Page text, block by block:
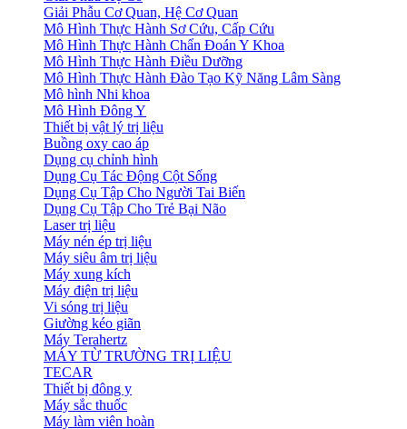
Giải Phẫu Cơ Quan, Hệ Cơ Quan
Mô Hình Thực Hành Sơ Cứu, Cấp Cứu
Mô Hình Thực Hành Chẩn Đoán Y Khoa
Mô Hình Thực Hành Điều Dưỡng
Mô Hình Thực Hành Đào Tạo Kỹ Năng Lâm Sàng
Mô hình Nhi khoa
Mô Hình Đông Y
Thiết bị vật lý trị liệu
Buồng oxy cao áp
Dụng cụ chỉnh hình
Dụng Cụ Tác Động Cột Sống
Dụng Cụ Tập Cho Người Tai Biến
Dụng Cụ Tập Cho Trẻ Bại Não
Laser trị liệu
Máy nén ép trị liệu
Máy siêu âm trị liệu
Máy xung kích
Máy điện trị liệu
Vi sóng trị liệu
Giường kéo giãn
Máy Terahertz
MÁY TỪ TRƯỜNG TRỊ LIỆU
TECAR
Thiết bị đông y
Máy sắc thuốc
Máy làm viên hoàn